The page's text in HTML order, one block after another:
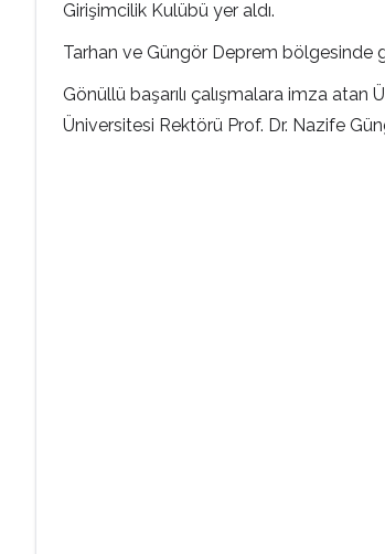
Girişimcilik Kulübü yer aldı.
Tarhan ve Güngör Deprem bölgesinde
Gönüllü başarılı çalışmalara imza
Üniversitesi Rektörü Prof. Dr. Nazife